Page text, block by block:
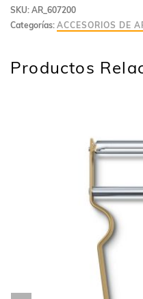
SKU: AR_607200
Categorías: ACCESORIOS DE
Productos